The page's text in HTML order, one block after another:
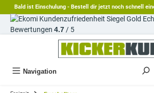
springen
Bald ist Einschulung - Bestell dir jetzt noch schnell
Bewertungen 4.7/ 5
Navigation